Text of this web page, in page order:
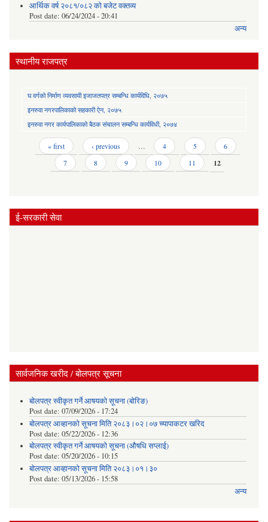
आर्थिक वर्ष २०८१/०८२ को बजेट वक्तव्य
Post date: 06/24/2024 - 20:41
अन्य
स्थानीय राजपत्र
घ वर्गको निर्माण व्यवसायी इजाजतपत्र सम्बन्धि कार्यविधि, २०७५
इनरुवा नगरपालिकाको सहकारी ऐन, २०७५
इनरुवा नगर कार्यपालिकाको बैठक संचालन सम्बन्धि कार्यविधी, २०७४
Pages « first ‹ previous … 4 5
6
7
8 9 10 11 12
ई-सरकारी सेवा
सार्वजनिक खरीद / बोलपत्र सूचना
बोलपत्र स्वीकृत गर्ने आषयको सूचना (बोरिङ)
Post date: 07/09/2026 - 17:24
बोलपत्र आव्हानको सूचना मिति २०८३।०२।०७ च्यापाकटर खरिद
Post date: 05/22/2026 - 12:36
बोलपत्र स्वीकृत गर्ने आषयको सूचना (औषधि सप्लाई)
Post date: 05/20/2026 - 10:15
बोलपत्र आव्हानको सूचना मिति २०८३।०१।३०
Post date: 05/13/2026 - 15:58
अन्य